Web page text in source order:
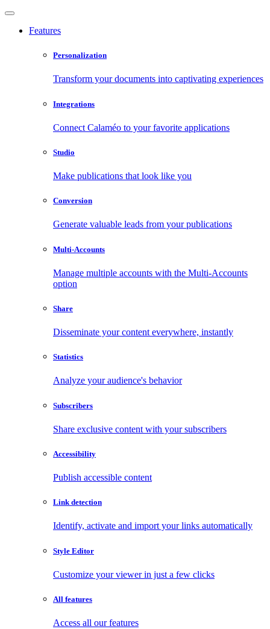
Features
Personalization
Transform your documents into captivating experiences
Integrations
Connect Calaméo to your favorite applications
Studio
Make publications that look like you
Conversion
Generate valuable leads from your publications
Multi-Accounts
Manage multiple accounts with the Multi-Accounts
option
Share
Disseminate your content everywhere, instantly
Statistics
Analyze your audience's behavior
Subscribers
Share exclusive content with your subscribers
Accessibility
Publish accessible content
Link detection
Identify, activate and import your links automatically
Style Editor
Customize your viewer in just a few clicks
All features
Access all our features